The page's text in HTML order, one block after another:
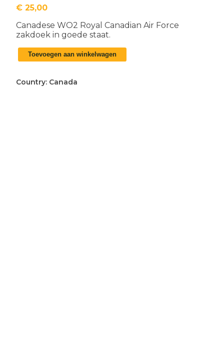
€ 25,00
Canadese WO2 Royal Canadian Air Force
zakdoek in goede staat.
Canadese
WO2
zakdoek
Toevoegen aan winkelwagen
Country: Canada